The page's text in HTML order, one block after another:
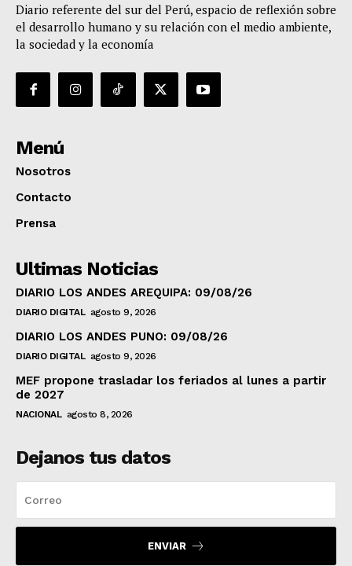
Diario referente del sur del Perú, espacio de reflexión sobre
el desarrollo humano y su relación con el medio ambiente,
la sociedad y la economía
Menú
Nosotros
Contacto
Prensa
Ultimas Noticias
DIARIO LOS ANDES AREQUIPA: 09/08/26
DIARIO DIGITAL agosto 9, 2026
DIARIO LOS ANDES PUNO: 09/08/26
DIARIO DIGITAL agosto 9, 2026
MEF propone trasladar los feriados al lunes a partir
de 2027
NACIONAL agosto 8, 2026
Dejanos tus datos
ENVIAR